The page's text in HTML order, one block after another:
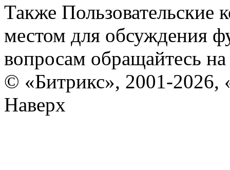
Также Пользовательские
местом для обсуждения
вопросам обращайтесь
© «Битрикс», 2001-2026,
Наверх